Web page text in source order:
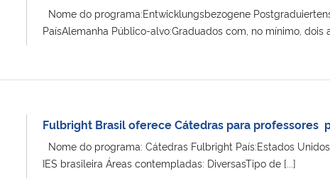
Nome do programa:Entwicklungsbezogene
PaísAlemanha Público-alvo:Graduados com, no mínimo,
Fulbright Brasil oferece Cátedras para professores
Nome do programa: Cátedras Fulbright País:Estados
IES brasileira Áreas contempladas: DiversasTipo de [...]